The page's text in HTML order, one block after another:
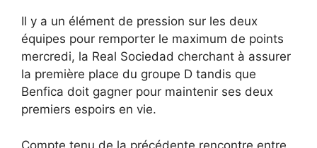
Il y a un élément de pression sur les deux
équipes pour remporter le maximum de points
mercredi, la Real Sociedad cherchant à assurer
la première place du groupe D tandis que
Benfica doit gagner pour maintenir ses deux
premiers espoirs en vie.
Compte tenu de la précédente rencontre entre